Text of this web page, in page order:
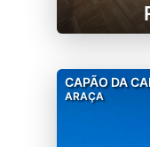
CAPÃO DA
ARAÇA